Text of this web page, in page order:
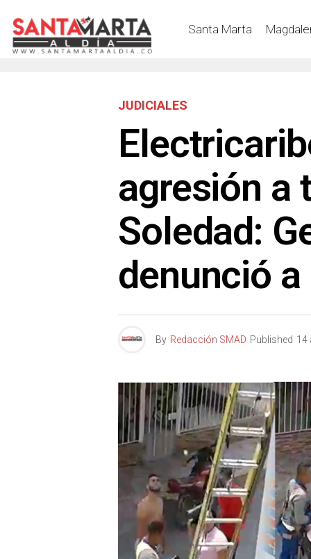
Santa Marta
JUDICIALES
agresión a
Soledad:
denunció
By Redacción SMAD Published 14